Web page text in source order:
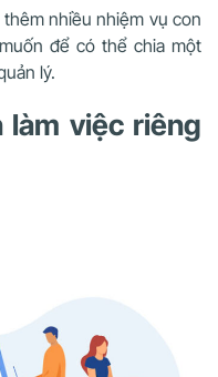
nhiều nhiệm vụ con
để có thể chia một
lý.
làm việc riêng